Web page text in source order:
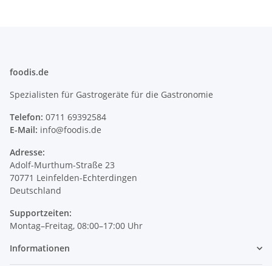
foodis.de
Spezialisten für Gastrogeräte für die Gastronomie
Telefon: 0711 69392584
E-Mail: info@foodis.de
Adresse:
Adolf-Murthum-Straße 23
70771 Leinfelden-Echterdingen
Deutschland
Supportzeiten:
Montag–Freitag, 08:00–17:00 Uhr
Informationen